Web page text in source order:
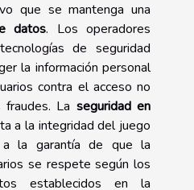
que se mantenga una
datos. Los operadores
de seguridad
la información personal
contra el acceso no
La seguridad en
a la integridad del juego
la garantía de que la
se respete según los
establecidos en la